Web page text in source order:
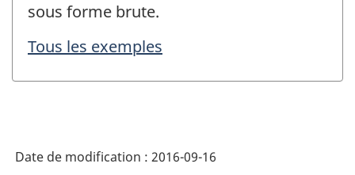
sous forme brute.
Tous les exemples
Date de modification : 2016-09-16